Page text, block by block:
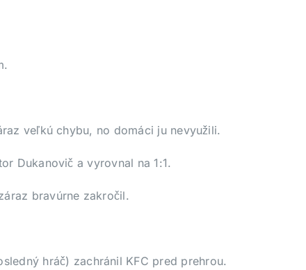
veľkú chybu, no domáci ju nevyužili.
Dukanovič a vyrovnal na 1:1.
bravúrne zakročil.
hráč) zachránil KFC pred prehrou.